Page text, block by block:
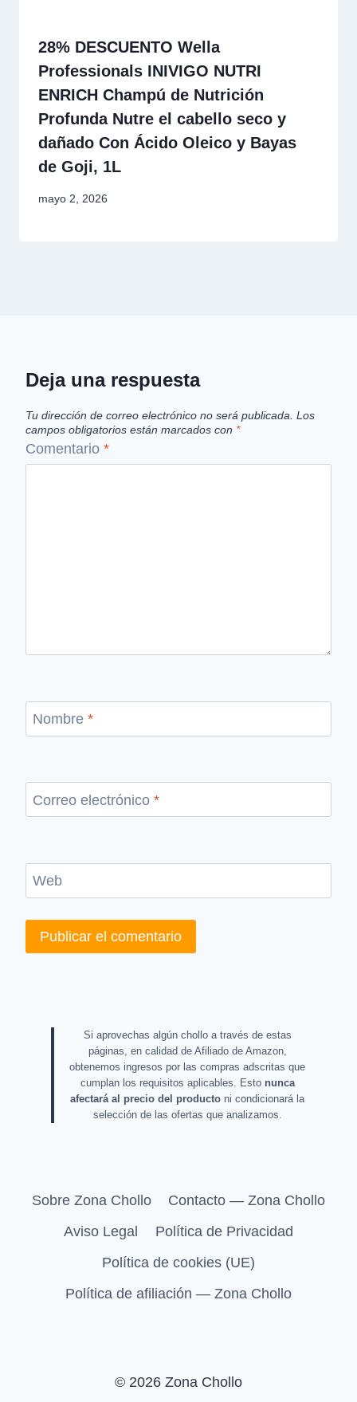
28% DESCUENTO Wella
Professionals INIVIGO NUTRI
ENRICH Champú de Nutrición
Profunda Nutre el cabello seco y
dañado Con Ácido Oleico y Bayas
de Goji, 1L
mayo 2, 2026
Deja una respuesta
Tu dirección de correo electrónico no será publicada. Los
campos obligatorios están marcados con *
Comentario *
Nombre *
Correo electrónico *
Web
Si aprovechas algún chollo a través de estas
páginas, en calidad de Afiliado de Amazon,
obtenemos ingresos por las compras adscritas que
cumplan los requisitos aplicables. Esto nunca
afectará al precio del producto ni condicionará la
selección de las ofertas que analizamos.
Sobre Zona Chollo
Contacto — Zona Chollo
Aviso Legal
Política de Privacidad
Política de cookies (UE)
Política de afiliación — Zona Chollo
© 2026 Zona Chollo